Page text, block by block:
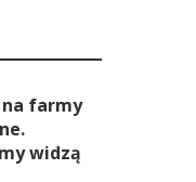
na farmy
widzą